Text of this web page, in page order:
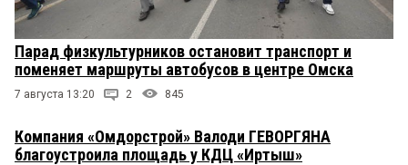
Парад физкультурников остановит транспорт и
поменяет маршруты автобусов в центре Омска
7 августа 13:20 2 845
Компания «Омдорстрой» Валоди ГЕВОРГЯНА
благоустроила площадь у КДЦ «Иртыш»